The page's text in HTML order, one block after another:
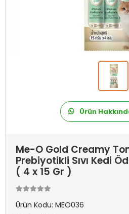
Ürün
Me-O Gold Creamy Ton
Prebiyotikli Sıvı Kedi
( 4 x 15 Gr )
Ürün Kodu: MEO036